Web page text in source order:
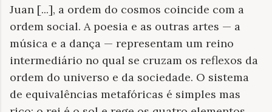
Juan [...], a ordem do cosmos coincide com a
ordem social. A poesia e as outras artes — a
música e a dança — representam um reino
intermediário no qual se cruzam os reflexos da
ordem do universo e da sociedade. O sistema
de equivalências metafóricas é simples mas